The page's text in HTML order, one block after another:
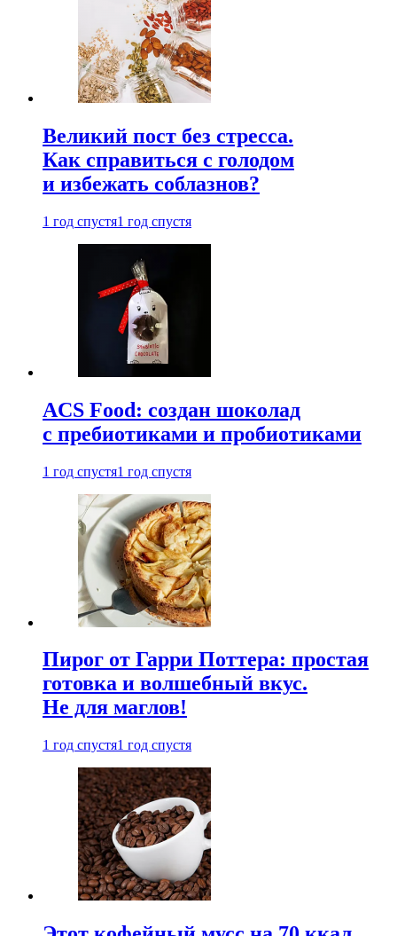
Великий пост без стресса.
Как справиться с голодом
и избежать соблазнов?
1 год спустя1 год спустя
ACS Food: создан шоколад
с пребиотиками и пробиотиками
1 год спустя1 год спустя
Пирог от Гарри Поттера: простая
готовка и волшебный вкус.
Не для маглов!
1 год спустя1 год спустя